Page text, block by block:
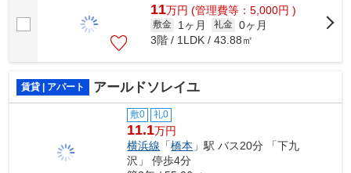
11万円 (管理費等：5,000円 )
敷金 1ヶ月 礼金 0ヶ月
3階 / 1LDK / 43.88㎡
賃貸 | アパート アールドソレイユ
敷0 礼0
11.1万円
横浜線 「橋本 」駅 バス20分 「下九
沢」 停歩4分